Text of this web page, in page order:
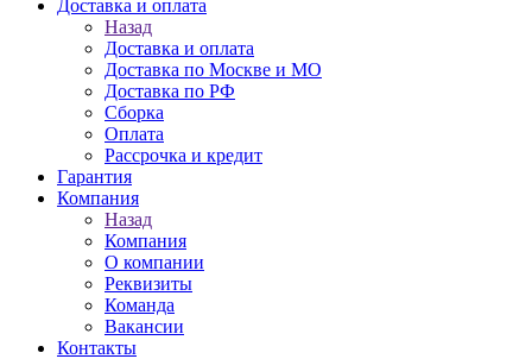
Доставка и оплата
Назад
Доставка и оплата
Доставка по Москве и МО
Доставка по РФ
Сборка
Оплата
Рассрочка и кредит
Гарантия
Компания
Назад
Компания
О компании
Реквизиты
Команда
Вакансии
Контакты